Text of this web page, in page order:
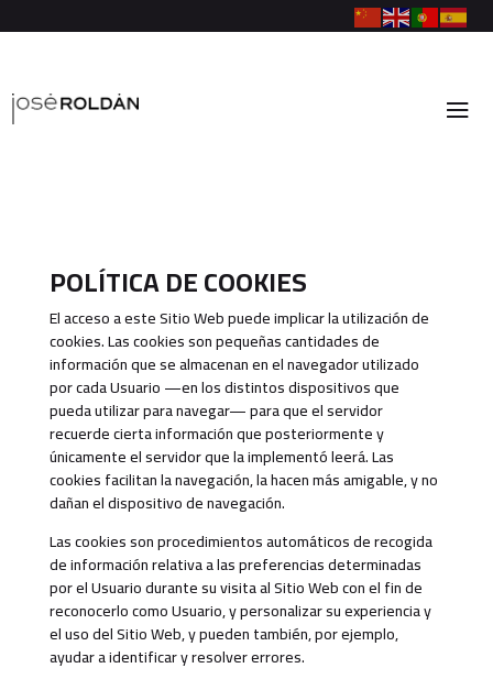
POLÍTICA DE COOKIES
El acceso a este Sitio Web puede implicar la utilización de
cookies. Las cookies son pequeñas cantidades de
información que se almacenan en el navegador utilizado
por cada Usuario —en los distintos dispositivos que
pueda utilizar para navegar— para que el servidor
recuerde cierta información que posteriormente y
únicamente el servidor que la implementó leerá. Las
cookies facilitan la navegación, la hacen más amigable, y no
dañan el dispositivo de navegación.
Las cookies son procedimientos automáticos de recogida
de información relativa a las preferencias determinadas
por el Usuario durante su visita al Sitio Web con el fin de
reconocerlo como Usuario, y personalizar su experiencia y
el uso del Sitio Web, y pueden también, por ejemplo,
ayudar a identificar y resolver errores.